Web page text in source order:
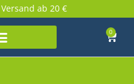
ab 20 €
0